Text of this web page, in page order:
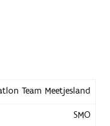
Team Meetjesland
SMO